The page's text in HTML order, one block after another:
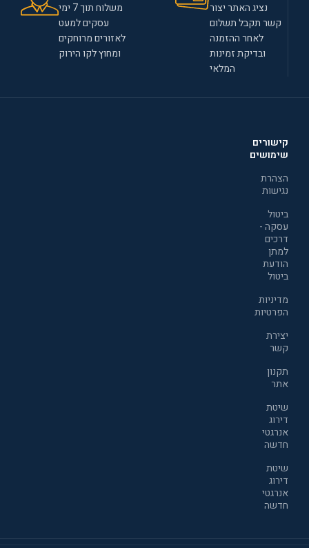
נציג האתר יצור
קשר תקבל תשלום
לאחר ההזמנה
ובדיקת זמינות
המלאי
משלוח תוך 7 ימי
עסקים למעט
לאזורים מרוחקים
ומחוץ לקו הירוק
קישורים
שימושים
הצהרת
נגישות
ביטול
עסקה -
דרכים
למתן
הודעת
ביטול
מדיניות
הפרטיות
יצירת
קשר
תקנון
אתר
שיטת
דירוג
אנרגטי
חדשה
שיטת
דירוג
אנרגטי
חדשה